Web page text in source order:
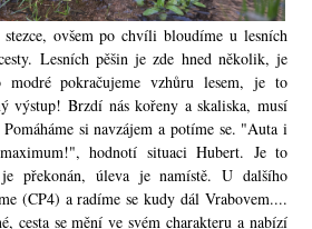
ovšem po chvíli bloudíme u lesních
Lesních pěšin je zde hned několik, je
modré pokračujeme vzhůru lesem, je to
výstup! Brzdí nás kořeny a skaliska, musí
si navzájem a potíme se. "Auta i
hodnotí situaci Hubert. Je to
překonán, úleva je namístě. U dalšího
(CP4) a radíme se kudy dál Vrabovem....
cesta se mění ve svém charakteru a nabízí